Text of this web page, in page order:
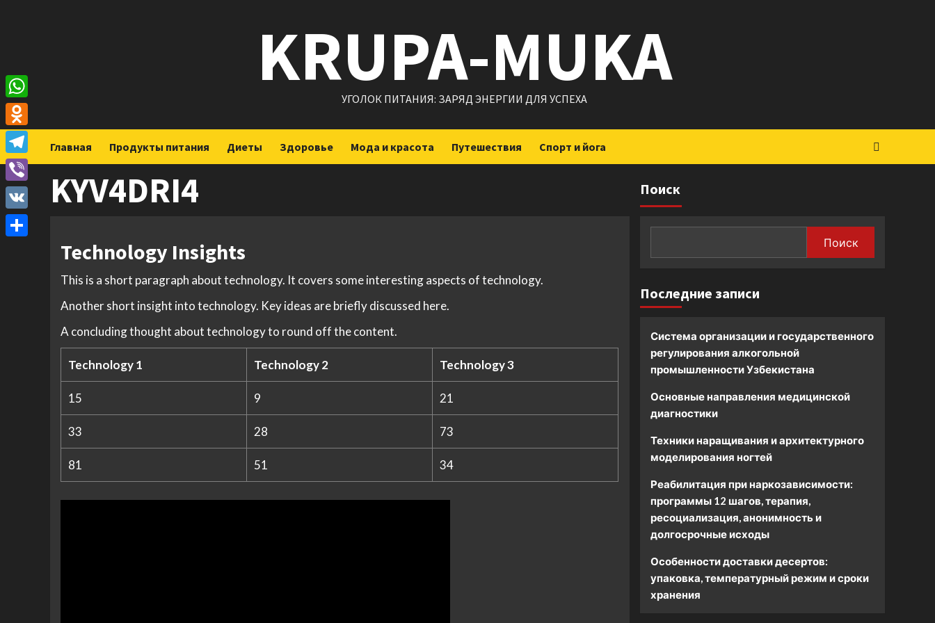
KRUPA-MUKA
УГОЛОК ПИТАНИЯ: ЗАРЯД ЭНЕРГИИ ДЛЯ УСПЕХА
Главная Продукты питания Диеты Здоровье Мода и красота Путешествия Спорт и йога
KYV4DRI4
Technology Insights
This is a short paragraph about technology. It covers some interesting aspects of technology.
Another short insight into technology. Key ideas are briefly discussed here.
A concluding thought about technology to round off the content.
Technology 1 Technology 2 Technology 3
15 9 21
33 28 73
81 51 34
Поиск
Поиск
Последние записи
Система организации и государственного
регулирования алкогольной
промышленности Узбекистана
Основные направления медицинской
диагностики
Техники наращивания и архитектурного
моделирования ногтей
Реабилитация при наркозависимости:
программы 12 шагов, терапия,
ресоциализация, анонимность и
долгосрочные исходы
Особенности доставки десертов:
упаковка, температурный режим и сроки
хранения
WhatsApp
Odnoklassniki
Telegram
Viber
VK
Отправить